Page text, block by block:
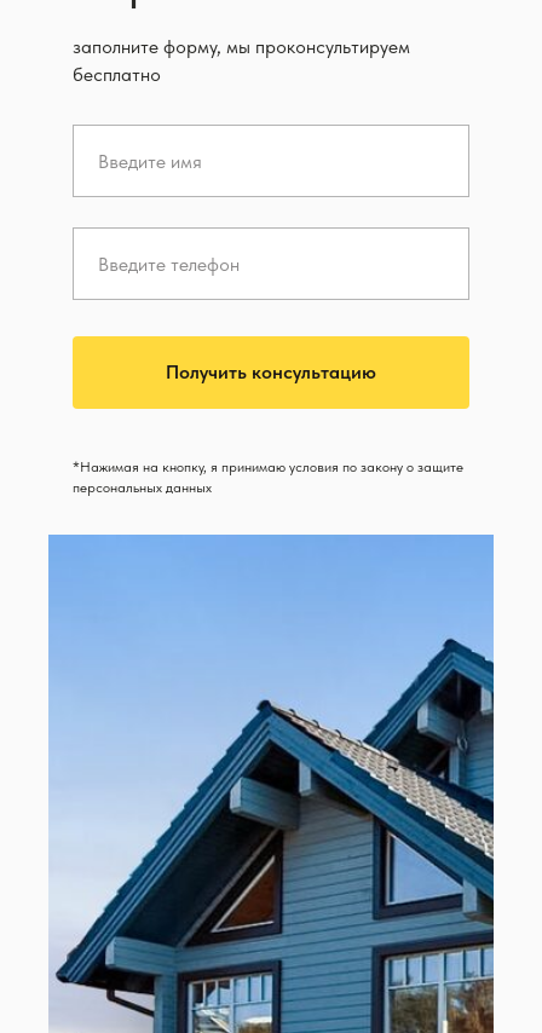
заполните форму, мы проконсультируем
бесплатно
Получить консультацию
*Нажимая на кнопку, я принимаю условия по закону о защите
персональных данных